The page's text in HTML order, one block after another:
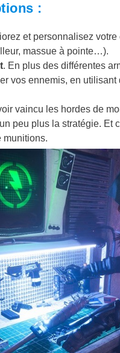
:
et personnalisez
massue à pointe…).
. En plus des différentes
vos ennemis, en
vaincu les hordes de
peu plus la stratégie. Et
munitions.